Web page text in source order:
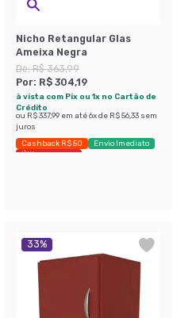
Nicho Retangular Glas
Ameixa Negra
De:R$ 363,99
Por: R$ 304,19
à vista com Pix ou 1x no Cartão de
Crédito
ou R$ 337,99 em até6x de R$ 56,33 sem
juros
Cashback R$ 50
Envio Imediato
Últimas peças
33%